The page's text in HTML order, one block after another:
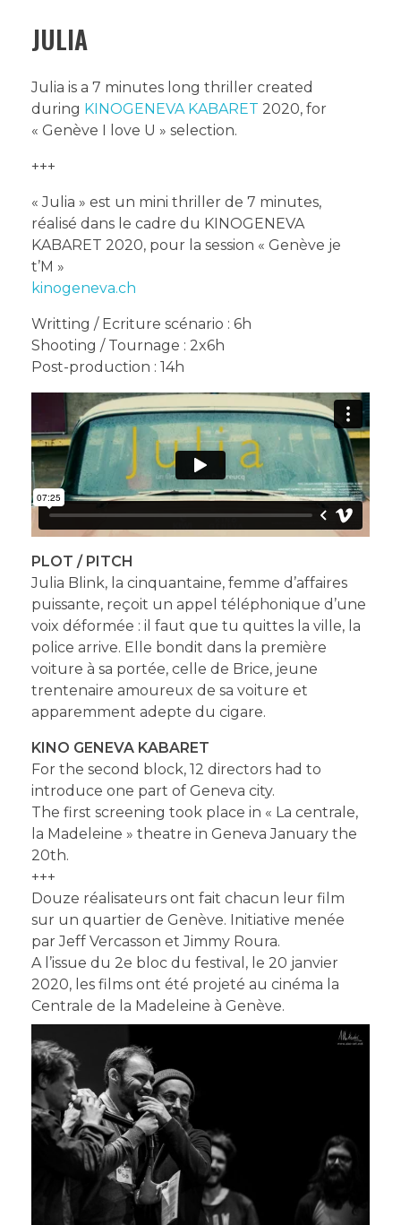
JULIA
Julia is a 7 minutes long thriller created
during KINOGENEVA KABARET 2020, for
« Genève I love U » selection.
+++
« Julia » est un mini thriller de 7 minutes,
réalisé dans le cadre du KINOGENEVA
KABARET 2020, pour la session « Genève je
t’M »
kinogeneva.ch
Writting / Ecriture scénario : 6h
Shooting / Tournage : 2x6h
Post-production : 14h
PLOT / PITCH
Julia Blink, la cinquantaine, femme d’affaires
puissante, reçoit un appel téléphonique d’une
voix déformée : il faut que tu quittes la ville, la
police arrive. Elle bondit dans la première
voiture à sa portée, celle de Brice, jeune
trentenaire amoureux de sa voiture et
apparemment adepte du cigare.
KINO GENEVA KABARET
For the second block, 12 directors had to
introduce one part of Geneva city.
The first screening took place in « La centrale,
la Madeleine » theatre in Geneva January the
20th.
+++
Douze réalisateurs ont fait chacun leur film
sur un quartier de Genève. Initiative menée
par Jeff Vercasson et Jimmy Roura.
A l’issue du 2e bloc du festival, le 20 janvier
2020, les films ont été projeté au cinéma la
Centrale de la Madeleine à Genève.